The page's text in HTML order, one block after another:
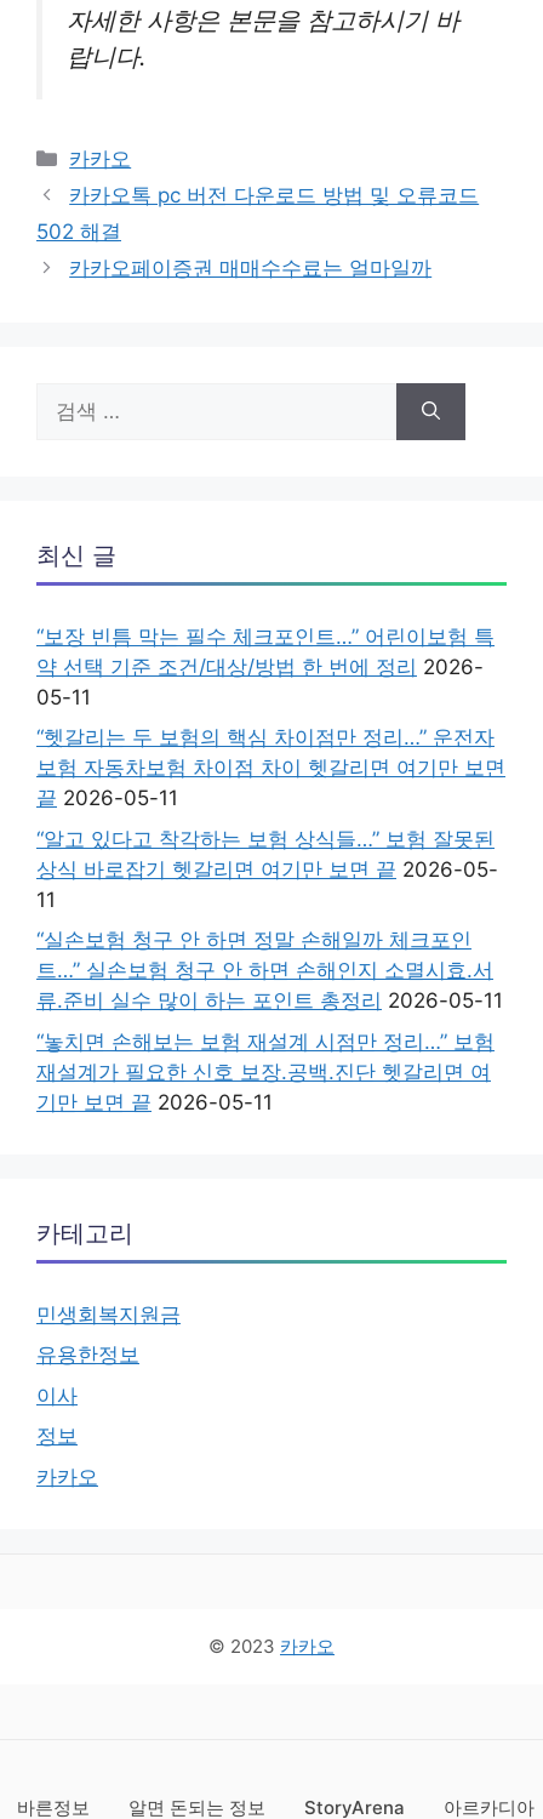
자세한 사항은 본문을 참고하시기 바
랍니다.
카
테
고
리
카카오
카카오톡 pc 버전 다운로드 방법 및 오류코드
502 해결
카카오페이증권 매매수수료는 얼마일까
색:
최신 글
“보장 빈틈 막는 필수 체크포인트…” 어린이보험 특
약 선택 기준 조건/대상/방법 한 번에 정리 2026-
05-11
“헷갈리는 두 보험의 핵심 차이점만 정리…” 운전자
보험 자동차보험 차이점 차이 헷갈리면 여기만 보면
끝 2026-05-11
“알고 있다고 착각하는 보험 상식들…” 보험 잘못된
상식 바로잡기 헷갈리면 여기만 보면 끝 2026-05-
11
“실손보험 청구 안 하면 정말 손해일까 체크포인
트…” 실손보험 청구 안 하면 손해인지 소멸시효.서
류.준비 실수 많이 하는 포인트 총정리 2026-05-11
“놓치면 손해보는 보험 재설계 시점만 정리…” 보험
재설계가 필요한 신호 보장.공백.진단 헷갈리면 여
기만 보면 끝 2026-05-11
카테고리
민생회복지원금
유용한정보
이사
정보
카카오
© 2023 카카오
바른정보 알면 돈되는 정보 StoryArena 아르카디아